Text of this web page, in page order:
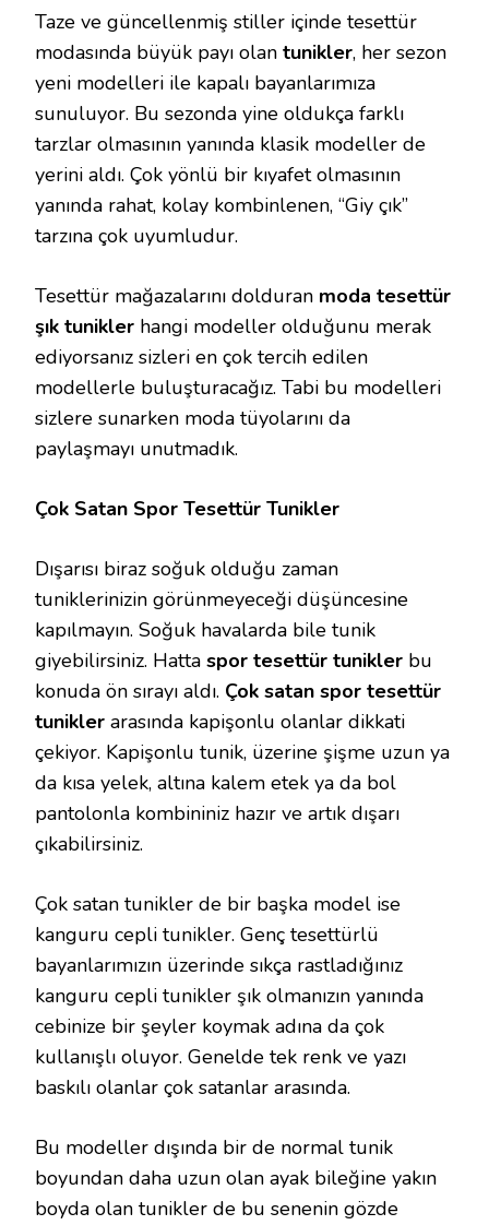
Taze ve güncellenmiş stiller içinde tesettür
modasında büyük payı olan tunikler, her sezon
yeni modelleri ile kapalı bayanlarımıza
sunuluyor. Bu sezonda yine oldukça farklı
tarzlar olmasının yanında klasik modeller de
yerini aldı. Çok yönlü bir kıyafet olmasının
yanında rahat, kolay kombinlenen, “Giy çık”
tarzına çok uyumludur.
Tesettür mağazalarını dolduran moda tesettür
şık tunikler hangi modeller olduğunu merak
ediyorsanız sizleri en çok tercih edilen
modellerle buluşturacağız. Tabi bu modelleri
sizlere sunarken moda tüyolarını da
paylaşmayı unutmadık.
Çok Satan Spor Tesettür Tunikler
Dışarısı biraz soğuk olduğu zaman
tuniklerinizin görünmeyeceği düşüncesine
kapılmayın. Soğuk havalarda bile tunik
giyebilirsiniz. Hatta spor tesettür tunikler bu
konuda ön sırayı aldı. Çok satan spor tesettür
tunikler arasında kapişonlu olanlar dikkati
çekiyor. Kapişonlu tunik, üzerine şişme uzun ya
da kısa yelek, altına kalem etek ya da bol
pantolonla kombininiz hazır ve artık dışarı
çıkabilirsiniz.
Çok satan tunikler de bir başka model ise
kanguru cepli tunikler. Genç tesettürlü
bayanlarımızın üzerinde sıkça rastladığınız
kanguru cepli tunikler şık olmanızın yanında
cebinize bir şeyler koymak adına da çok
kullanışlı oluyor. Genelde tek renk ve yazı
baskılı olanlar çok satanlar arasında.
Bu modeller dışında bir de normal tunik
boyundan daha uzun olan ayak bileğine yakın
boyda olan tunikler de bu senenin gözde